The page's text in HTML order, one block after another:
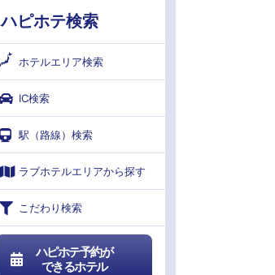
ハピホテ検索
ホテルエリア検索
IC検索
駅（路線）検索
ラブホテルエリアから探す
こだわり検索
ハピホテ予約が
できるホテル